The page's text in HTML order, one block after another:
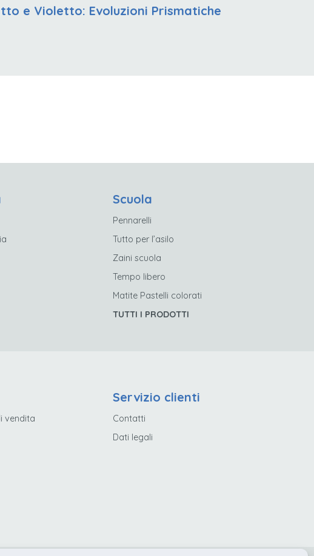
e Violetto: Evoluzioni Prismatiche
Scuola
Pennarelli
Tutto per l’asilo
Zaini scuola
Tempo libero
Matite Pastelli colorati
TUTTI I PRODOTTI
vendita
Servizio clienti
Contatti
Dati legali